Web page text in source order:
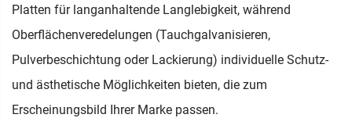
Platten für langanhaltende Langlebigkeit, während
Oberflächenveredelungen (Tauchgalvanisieren,
Pulverbeschichtung oder Lackierung) individuelle Schutz-
und ästhetische Möglichkeiten bieten, die zum
Erscheinungsbild Ihrer Marke passen.